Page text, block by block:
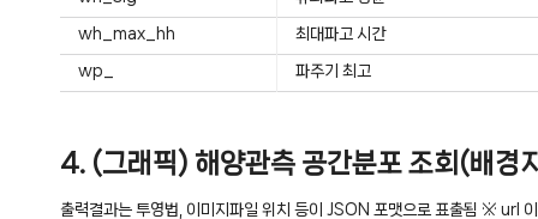
wh_max_hh 최대파고 시간
wp_ 파주기 최고
4. (그래픽) 해양관측 공간분포 조회(배경
출력결과는 투영법, 이미지파일 위치 등이 JSON 포맷으로 표출됨 ※